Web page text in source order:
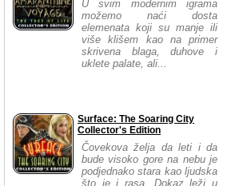
U svim modernim igrama
možemo naći dosta
elemenata koji su manje ili
više klišem kao na primer
skrivena blaga, duhove i
uklete palate, ali...
Surface: The Soaring City
Collector's Edition
Čovekova želja da leti i da
bude visoko gore na nebu je
podjednako stara kao ljudska
što je i rasa. Dokaz leži u